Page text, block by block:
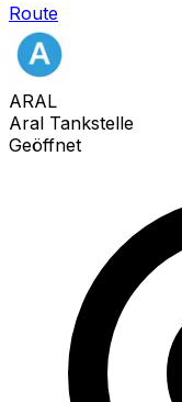
Route
ARAL
Aral Tankstelle
Geöffnet